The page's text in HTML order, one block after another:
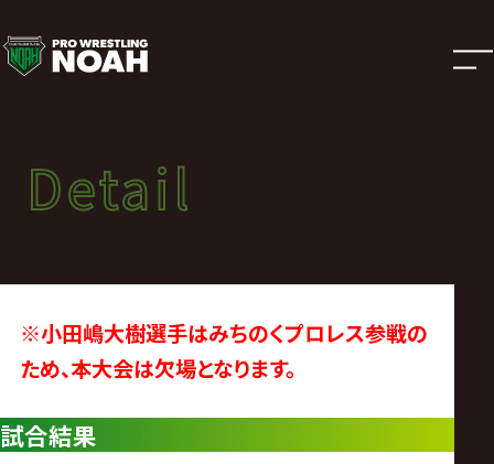
試
合
結
果
|
プ
ロ
Detail
試合結果
Detail
※小田嶋大樹選手はみちのくプロレス参戦の
ため、本大会は欠場となります。
試合結果